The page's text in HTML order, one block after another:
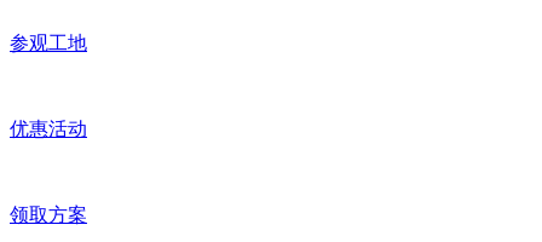
参观工地
优惠活动
领取方案